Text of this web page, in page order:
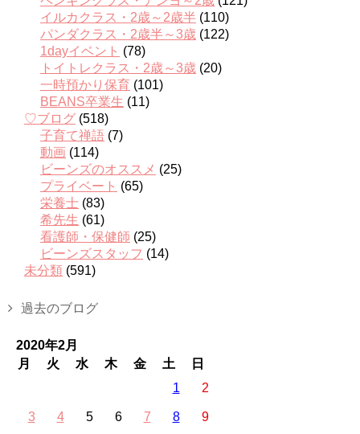
イルカクラス・2歳～2歳半 (110)
パンダクラス・2歳半～3歳 (122)
1dayイベント (78)
トイトレクラス・2歳～3歳 (20)
一時預かり保育 (101)
BEANS卒業生 (11)
♡ブログ (518)
子育て禅語 (7)
動画 (114)
ビーンズのオススメ (25)
プライベート (65)
栄養士 (83)
希先生 (61)
看護師・保健師 (25)
ビーンズスタッフ (14)
未分類 (591)
過去のブログ
2020年2月
月
火 水 木 金 土
日
1
2
3 4 5 6 7 8 9